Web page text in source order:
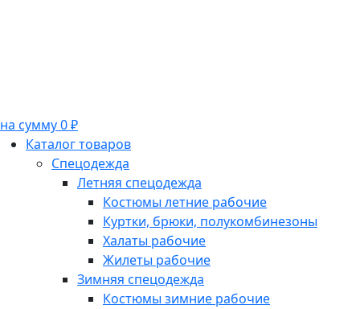
на сумму 0 ₽
Каталог товаров
Спецодежда
Летняя спецодежда
Костюмы летние рабочие
Куртки, брюки, полукомбинезоны
Халаты рабочие
Жилеты рабочие
Зимняя спецодежда
Костюмы зимние рабочие